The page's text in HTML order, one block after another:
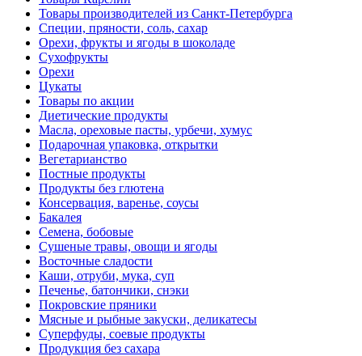
Товары производителей из Санкт-Петербурга
Специи, пряности, соль, сахар
Орехи, фрукты и ягоды в шоколаде
Сухофрукты
Орехи
Цукаты
Товары по акции
Диетические продукты
Масла, ореховые пасты, урбечи, хумус
Подарочная упаковка, открытки
Вегетарианство
Постные продукты
Продукты без глютена
Консервация, варенье, соусы
Бакалея
Семена, бобовые
Сушеные травы, овощи и ягоды
Восточные сладости
Каши, отруби, мука, суп
Печенье, батончики, снэки
Покровские пряники
Мясные и рыбные закуски, деликатесы
Суперфуды, соевые продукты
Продукция без сахара